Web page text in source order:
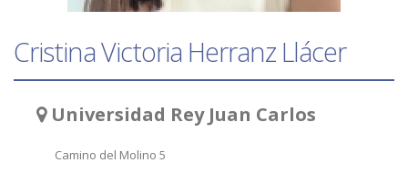
Cristina Victoria Herranz Llácer
Universidad Rey Juan Carlos
Camino del Molino 5